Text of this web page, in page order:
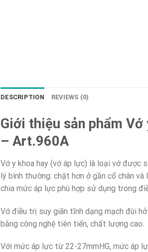
DESCRIPTION REVIEWS (0)
Giới thiệu sản phẩm
– Art.960A
Vớ y khoa hay (vớ áp lực) là loại vớ
lý bình thường: chặt hơn ở gần cổ chân
chia mức áp lực phù hợp sử dụng trong
Vớ điều trị suy giãn tĩnh dạng mạch đùi
bằng công nghệ tiên tiến, chất lượng cao.
Với mức áp lực từ 22-27mmHG, mức áp